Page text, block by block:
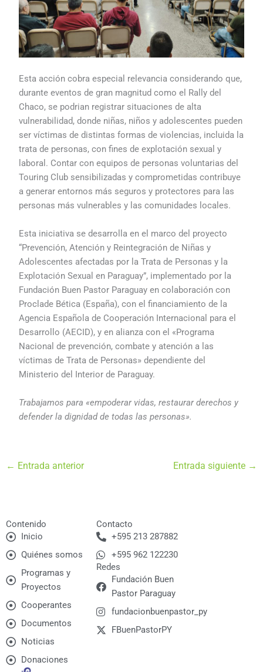
Esta acción cobra especial relevancia considerando que,
durante eventos de gran magnitud como el Rally del
Chaco, se podrian registrar situaciones de alta
vulnerabilidad, donde niñas, niños y adolescentes pueden
ser víctimas de distintas formas de violencias, incluida la
trata de personas, con fines de explotación sexual y
laboral. Contar con equipos de personas voluntarias del
Touring Club sensibilizadas y comprometidas contribuye
a generar entornos más seguros y protectores para las
personas más vulnerables y las comunidades locales.
Esta iniciativa se desarrolla en el marco del proyecto
“Prevención, Atención y Reintegración de Niñas y
Adolescentes afectadas por la Trata de Personas y la
Explotación Sexual en Paraguay”, implementado por la
Fundación Buen Pastor Paraguay en colaboración con
Proclade Bética (España), con el financiamiento de la
Agencia Española de Cooperación Internacional para el
Desarrollo (AECID), y en alianza con el «Programa
Nacional de prevención, combate y atención a las
víctimas de Trata de Personas» dependiente del
Ministerio del Interior de Paraguay.
Trabajamos para «empoderar vidas, restaurar derechos y
defender la dignidad de todas las personas».
← Entrada anterior Entrada siguiente →
Contenido
Inicio
Quiénes somos
Programas y
Proyectos
Cooperantes
Documentos
Noticias
Donaciones
Contacto
+595 213 287882
+595 962 122230
Redes
Fundación Buen
Pastor Paraguay
fundacionbuenpastor_py
FBuenPastorPY